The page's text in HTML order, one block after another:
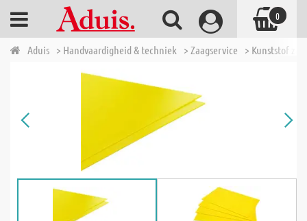
Aduis > Handvaardigheid & techniek > Zaagservice > Kunststof
0